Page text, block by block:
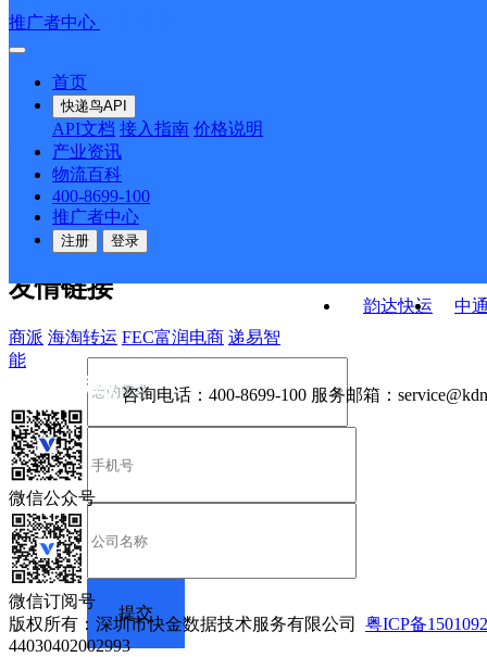
推广者中心
首页
快递鸟API
API文档 接入指南 价格说明
产业资讯
物流百科
400-8699-100
推广者中心
注册 登录
韵达快运
中
接口API
API接口 DEMO下载
关于我们
公司介绍 企业动态
合作伙伴 快递鸟接口服务协议
户隐私政策
友情链接
商派 海淘转运 FEC富润电商 递易智
能
咨询电话： 400-8699-100 服务邮箱：
微信公众号
微信订阅号
版权所有：深圳市快金数据技术服务有限公司 粤ICP备
44030402002993